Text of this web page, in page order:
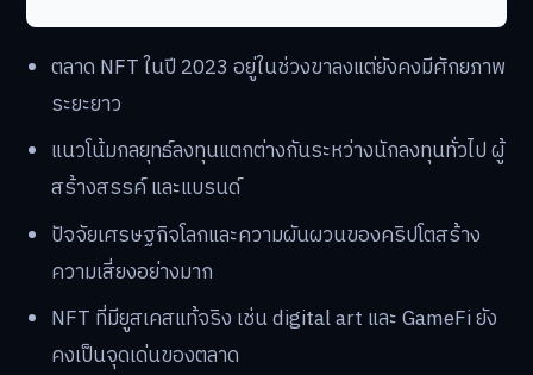
ตลาด NFT ในปี 2023 อยู่ในช่วงขาลงแต่ยังคงมีศักยภาพ
ระยะยาว
แนวโน้มกลยุทธ์ลงทุนแตกต่างกันระหว่างนักลงทุนทั่วไป ผู้
สร้างสรรค์ และแบรนด์
ปัจจัยเศรษฐกิจโลกและความผันผวนของคริปโตสร้าง
ความเสี่ยงอย่างมาก
NFT ที่มียูสเคสแท้จริง เช่น digital art และ GameFi ยัง
คงเป็นจุดเด่นของตลาด